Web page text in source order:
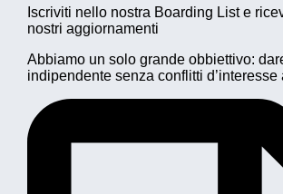
Iscriviti nello nostra Boarding List e
nostri aggiornamenti
Abbiamo un solo grande obbiettivo:
indipendente senza conflitti d’interesse